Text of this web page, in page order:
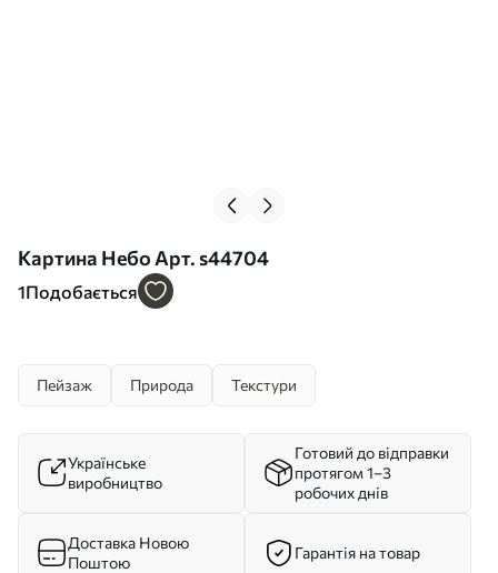
Картина Небо Арт. s44704
1Подобається
Пейзаж Природа Текстури
Українське
виробництво
Готовий до відправки
протягом 1–3
робочих днів
Доставка Новою
Поштою
Гарантія на товар